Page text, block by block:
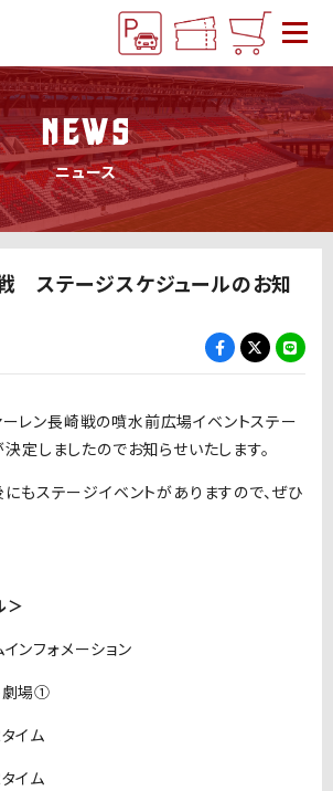
NEWS
ニュース
ステージスケジュールのお知
レン長崎戦の噴水前広場イベントステー
定しましたのでお知らせいたします。
もステージイベントがありますので、ぜひ
＞
ンフォメーション
劇場①
イム
イム